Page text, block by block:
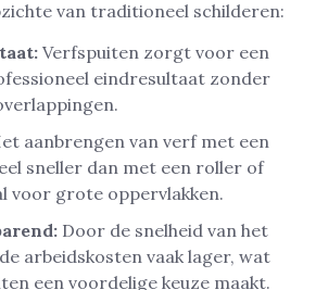
van traditioneel schilderen:
Verfspuiten zorgt voor een
eindresultaat zonder
aanbrengen van verf met een
sneller dan met een roller of
voor grote oppervlakken.
Door de snelheid van het
arbeidskosten vaak lager, wat
een voordelige keuze maakt.